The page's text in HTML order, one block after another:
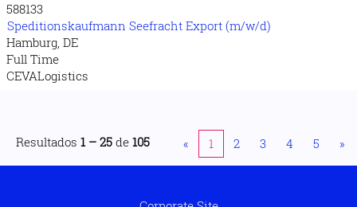
588133
Speditionskaufmann Seefracht Export (m/w/d)
Hamburg, DE
Full Time
CEVALogistics
Resultados 1 – 25 de 105 « 1 2 3 4 5 »